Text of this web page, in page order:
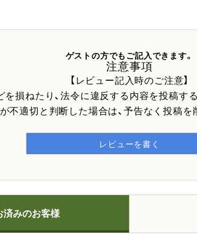
ゲストの方でもご記入できます。
注意事項
【レビュー記入時のご注意】
を損ねたり、法令に違反する内容を投稿す
不適切と判断した場合は、予告なく投稿を
レビューを書く
済みのお客様